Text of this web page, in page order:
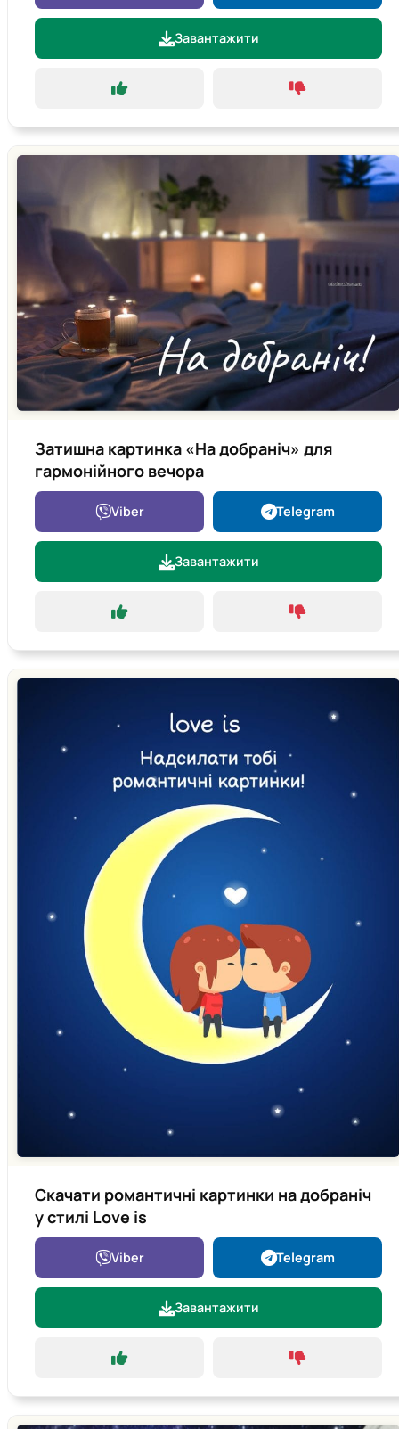
Завантажити
Затишна картинка «На добраніч» для
гармонійного вечора
Viber Telegram
Завантажити
Скачати романтичні картинки на добраніч
у стилі Love is
Viber Telegram
Завантажити